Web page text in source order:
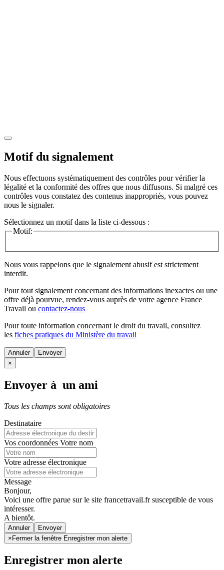
Motif du signalement
Nous effectuons systématiquement des contrôles pour vérifier la
légalité et la conformité des offres que nous diffusons. Si malgré ces
contrôles vous constatez des contenus inappropriés, vous pouvez
nous le signaler.
Sélectionnez un motif dans la liste ci-dessous :
Motif:
Nous vous rappelons que le signalement abusif est strictement
interdit.
Pour tout signalement concernant des informations inexactes ou une
offre déjà pourvue, rendez-vous auprès de votre agence France
Travail ou contactez-nous
Pour toute information concernant le droit du travail, consultez
les fiches pratiques du Ministère du travail
Annuler
×
Envoyer à un ami
Tous les champs sont obligatoires
Destinataire
Vos coordonnées Votre nom
Votre adresse électronique
Message
Bonjour,
Voici une offre parue sur le site francetravail.fr susceptible de vous
intéresser.
A bientôt.
Annuler
× Fermer la fenêtre Enregistrer mon alerte
Enregistrer mon alerte